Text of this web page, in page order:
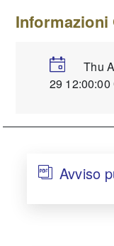
Informazioni
Thu
29 12:00:00
Avviso